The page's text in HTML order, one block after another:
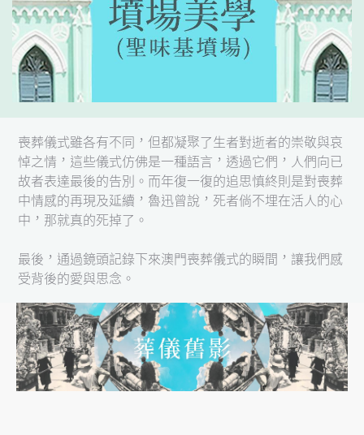
喪葬儀式雖各有不同，但都凝聚了生者對逝者的崇敬與哀
悼之情，這些儀式仿佛是一種語言，透過它們，人們向已
故者表達最後的告別。而年復一復的追思慎終則是對喪葬
中情感的再現及延續，魯迅曾說，死者倘不埋在活人的心
中，那就真的死掉了。
最後，通過鏡頭記錄下來澳門喪葬儀式的瞬間，讓我們感
受背後的愛與思念。